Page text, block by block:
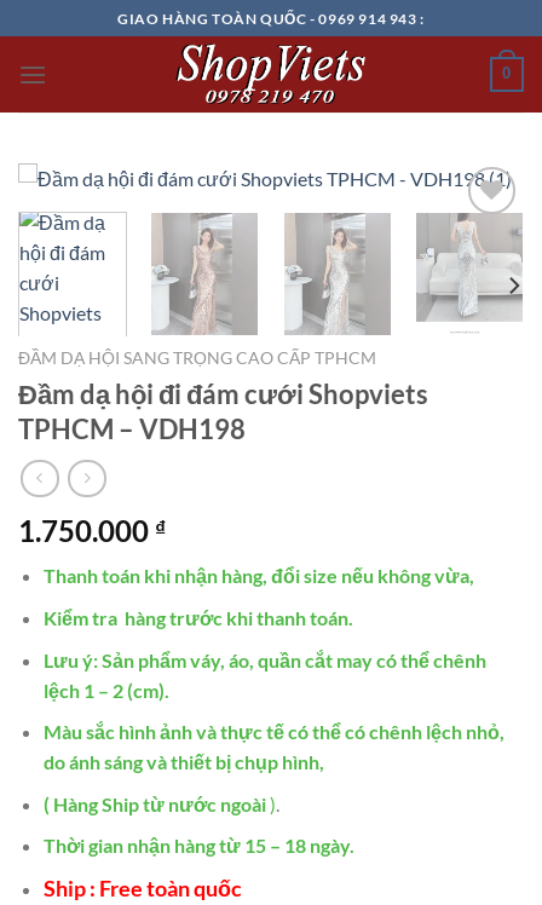
đến
nội
GIAO HÀNG TOÀN QUỐC - 0969 914 943 :
0
Add to
wishlist
ĐẦM DẠ HỘI SANG TRỌNG CAO CẤP TPHCM
Đầm dạ hội đi đám cưới Shopviets
TPHCM – VDH198
1.750.000 ₫
Thanh toán khi nhận hàng, đổi size nếu không vừa,
Kiểm tra hàng trước khi thanh toán.
Lưu ý: Sản phẩm váy, áo, quần cắt may có thể chênh
lệch 1 – 2 (cm).
Màu sắc hình ảnh và thực tế có thể có chênh lệch nhỏ,
do ánh sáng và thiết bị chụp hình,
( Hàng Ship từ nước ngoài)
Thời gian nhận hàng từ 15 – 18 ngày.
Ship : Free toàn quốc